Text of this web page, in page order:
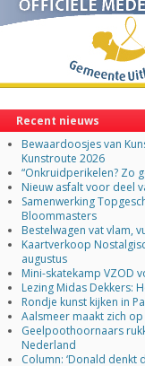
Recent nieuws
Bewaardoosjes van
Kunstroute 2026
“Onkruidperikelen? Zo
Nieuw asfalt voor deel
Samenwerking
Bloommasters
Bestelwagen vat vlam,
Kaartverkoop
augustus
Mini-skatekamp VZOD
Lezing Midas Dekkers:
Rondje kunst kijken in
Aalsmeer maakt zich
Geelpoothoornaars
Nederland
Column: ‘Donald denkt